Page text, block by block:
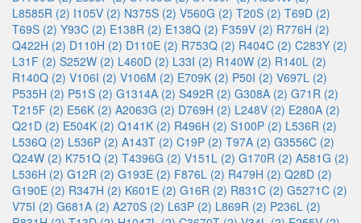
L8585R (2) I105V (2) N375S (2) V560G (2) T20S (2) T69D (2)
T69S (2) Y93C (2) E138R (2) E138Q (2) F359V (2) R776H (2)
Q422H (2) D110H (2) D110E (2) R753Q (2) R404C (2) C283Y (2)
L31F (2) S252W (2) L460D (2) L33I (2) R140W (2) R140L (2)
R140Q (2) V106I (2) V106M (2) E709K (2) P50I (2) V697L (2)
P535H (2) P51S (2) G1314A (2) S492R (2) G308A (2) G71R (2)
T215F (2) E56K (2) A2063G (2) D769H (2) L248V (2) E280A (2)
Q21D (2) E504K (2) Q141K (2) R496H (2) S100P (2) L536R (2)
L536Q (2) L536P (2) A143T (2) C19P (2) T97A (2) G3556C (2)
Q24W (2) K751Q (2) T4396G (2) V151L (2) G170R (2) A581G (2)
L536H (2) G12R (2) G193E (2) F876L (2) R479H (2) Q28D (2)
G190E (2) R347H (2) K601E (2) G16R (2) R831C (2) G5271C (2)
V75I (2) G681A (2) A270S (2) L63P (2) L869R (2) P236L (2)